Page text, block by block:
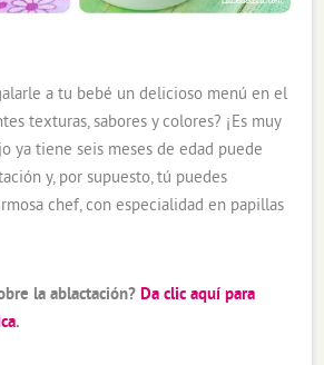
a tu bebé un delicioso menú en el
texturas, sabores y colores? ¡Es muy
ya tiene seis meses de edad puede
y, por supuesto, tú puedes
chef, con especialidad en papillas
la ablactación?Da clic aquí para
.